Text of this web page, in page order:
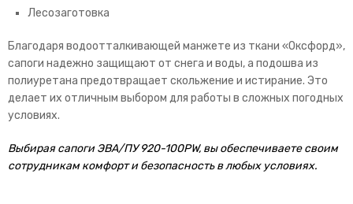
Лесозаготовка
Благодаря водоотталкивающей манжете из ткани «Оксфорд»,
сапоги надежно защищают от снега и воды, а подошва из
полиуретана предотвращает скольжение и истирание. Это
делает их отличным выбором для работы в сложных погодных
условиях.
Выбирая сапоги ЭВА/ПУ 920-100PW, вы обеспечиваете своим
сотрудникам комфорт и безопасность в любых условиях.